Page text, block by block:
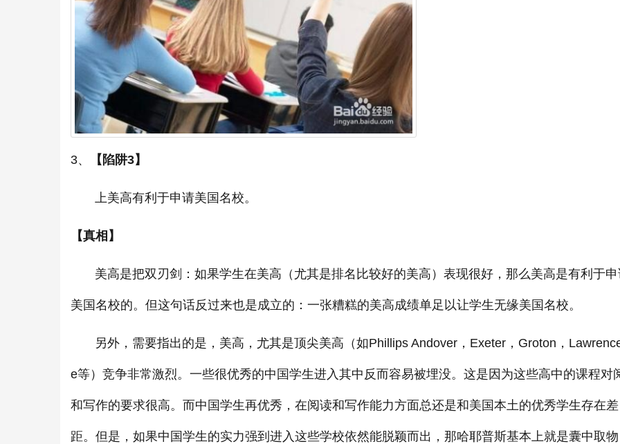
3、 【陷阱3】
上美高有利于申请美国名校。
【真相】
美高是把双刃剑：如果学生在美高（尤其是排名比较好的美高）表现很好，那么美高是有利于申
美国名校的。但这句话反过来也是成立的：一张糟糕的美高成绩单足以让学生无缘美国名校。
另外，需要指出的是，美高，尤其是顶尖美高（如Phillips Andover，Exeter，Groton，
e等）竞争非常激烈。一些很优秀的中国学生进入其中反而容易被埋没。这是因为这些高中的课程对
和写作的要求很高。而中国学生再优秀，在阅读和写作能力方面总还是和美国本土的优秀学生存在差
距。但是，如果中国学生的实力强到进入这些学校依然能脱颖而出，那哈耶普斯基本上就是囊中取物